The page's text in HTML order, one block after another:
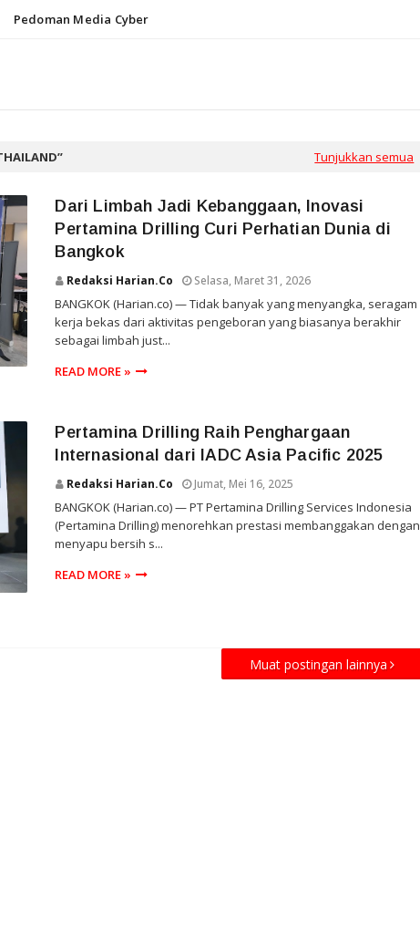
Pedoman Media Cyber
Tunjukkan semua
Dari Limbah Jadi Kebanggaan, Inovasi
Pertamina Drilling Curi Perhatian Dunia di
Bangkok
Redaksi Harian.co Selasa, Maret 31, 2026
BANGKOK (Harian.co) — Tidak banyak yang menyangka, seragam
kerja bekas dari aktivitas pengeboran yang biasanya berakhir
sebagai limbah just...
READ MORE »
Pertamina Drilling Raih Penghargaan
Internasional dari IADC Asia Pacific 2025
Redaksi Harian.co Jumat, Mei 16, 2025
BANGKOK (Harian.co) — PT Pertamina Drilling Services Indonesia
(Pertamina Drilling) menorehkan prestasi membanggakan dengan
menyapu bersih s...
READ MORE »
Muat postingan lainnya